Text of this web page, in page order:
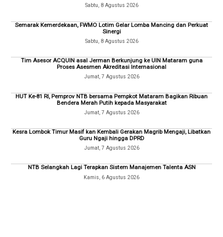
Sabtu, 8 Agustus 2026
Semarak Kemerdekaan, FWMO Lotim Gelar Lomba Mancing dan Perkuat
Sinergi
Sabtu, 8 Agustus 2026
Tim Asesor ACQUIN asal Jerman Berkunjung ke UIN Mataram guna
Proses Asesmen Akreditasi Internasional
Jumat, 7 Agustus 2026
HUT Ke-81 RI, Pemprov NTB bersama Pempkot Mataram Bagikan Ribuan
Bendera Merah Putih kepada Masyarakat
Jumat, 7 Agustus 2026
Kesra Lombok Timur Masif kan Kembali Gerakan Magrib Mengaji, Libatkan
Guru Ngaji hingga DPRD
Jumat, 7 Agustus 2026
NTB Selangkah Lagi Terapkan Sistem Manajemen Talenta ASN
Kamis, 6 Agustus 2026